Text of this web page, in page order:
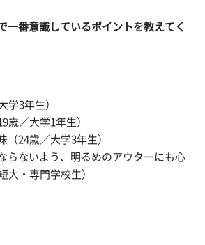
一番意識しているポイントを教えてく
学3年生）
歳／大学1年生）
（24歳／大学3年生）
らないよう、明るめのアウターにも心
大・専門学校生）